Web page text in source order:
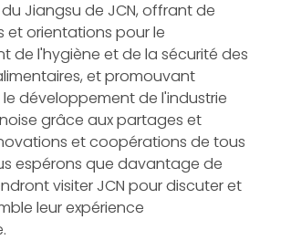
Jiangsu de JCN, offrant de
et orientations pour le
de l'hygiène et de la sécurité des
et promouvant
développement de l'industrie
grâce aux partages et
et coopérations de tous
espérons que davantage de
visiter JCN pour discuter et
leur expérience